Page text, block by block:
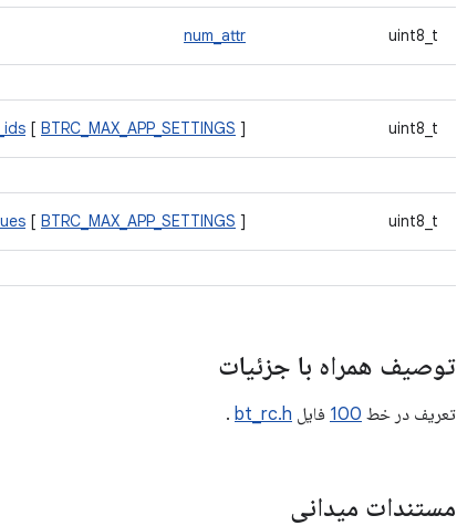
uint8_t
num_attr
uint8_t
[ BTRC_MAX_APP_SETTINGS ]
uint8_t
​​[ BTRC_MAX_APP_SETTINGS ]
توصیف همراه با جزئیات
تعریف در خط 100 فایل bt_rc.h
.
مستندات میدانی